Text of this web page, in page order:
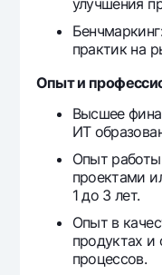
практик на
Опыт и
Высшее
ИТ
Опыт
проектами
1 до 3 лет.
Опыт в
продуктах и
процессов.